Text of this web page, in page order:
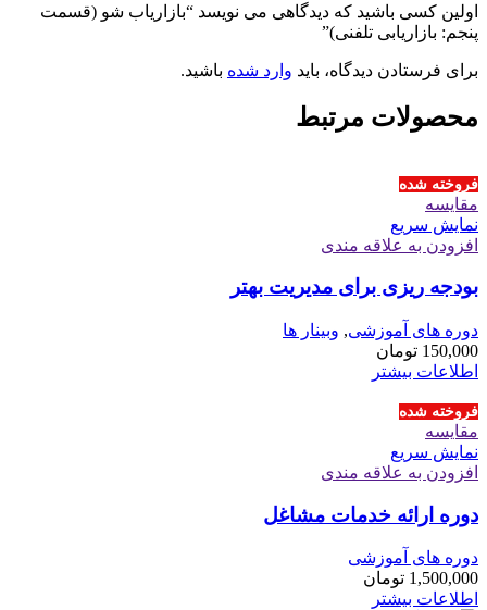
اولین کسی باشید که دیدگاهی می نویسد “بازاریاب شو (قسمت
پنجم: بازاریابی تلفنی)”
برای فرستادن دیدگاه، باید وارد شده باشید.
محصولات مرتبط
فروخته شده
مقايسه
نمایش سریع
افزودن به علاقه مندی
بودجه ریزی برای مدیریت بهتر
دوره های آموزشی, وبینار ها
150,000 تومان
اطلاعات بیشتر
فروخته شده
مقايسه
نمایش سریع
افزودن به علاقه مندی
دوره ارائه خدمات مشاغل
دوره های آموزشی
1,500,000 تومان
اطلاعات بیشتر